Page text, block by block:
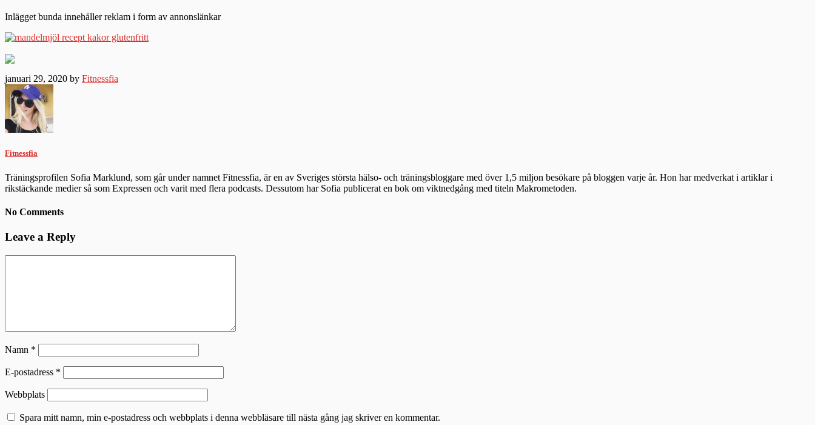
Inlägget bunda innehåller reklam i form av annonslänkar
januari 29, 2020 by Fitnessfia
Fitnessfia
Träningsprofilen Sofia Marklund, som går under namnet Fitnessfia, är en av Sveriges största hälso- och träningsbloggare med över 1,5 miljon besökare på bloggen varje år. Hon har medverkat i artiklar i
rikstäckande medier så som Expressen och varit med flera podcasts. Dessutom har Sofia publicerat en bok om viktnedgång med titeln Makrometoden.
No Comments
Leave a Reply
Namn *
E-postadress *
Webbplats
Spara mitt namn, min e-postadress och webbplats i denna webbläsare till nästa gång jag skriver en kommentar.